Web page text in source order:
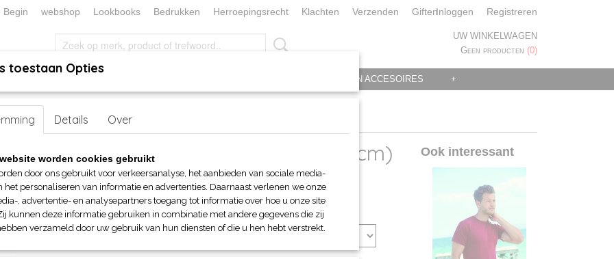
Begin webshop Lookbooks Bedrukken Herroepingsrecht Klachten Verzenden GiftenInloggen Registreren
UW WINKELWAGEN
Geen producten (0)
EN TAFELLINNEN KERST/FEEST KLEDING EN ACCESOIRES +
> Gildan Heavy blend deken (127x152cm)
Gildan Heavy blend deken (127x152cm)
€ 24,00 (inclusief btw 21%)
Maat Kleur
Ook interessant
toestaan Opties
Details Over
worden cookies gebruikt
door ons gebruikt voor verkeersanalyse, het aanbieden van sociale media-
het personaliseren van informatie en advertenties. Daarnaast verlenen we onze
, advertentie- en analysepartners toegang tot informatie over hoe u onze site
kunnen deze informatie gebruiken in combinatie met andere gegevens die zij
verzameld door uw gebruik van hun diensten of die u hen hebt verstrekt.